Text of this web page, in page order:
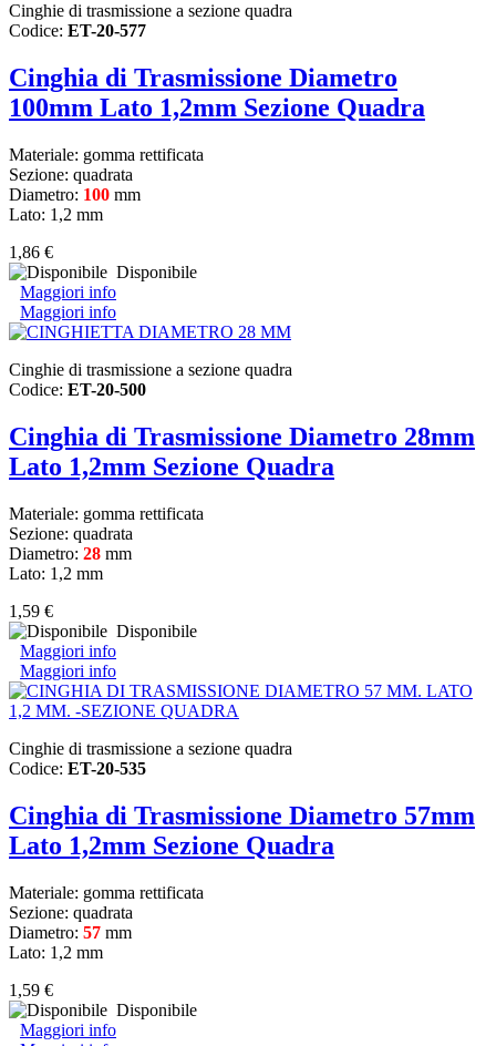
Cinghie di trasmissione a sezione quadra
Codice: ET-20-577
Cinghia di Trasmissione Diametro
100mm Lato 1,2mm Sezione Quadra
Materiale: gomma rettificata
Sezione: quadrata
Diametro: 100 mm
Lato: 1,2 mm
1,86 €
Disponibile
Maggiori info
Maggiori info
Cinghie di trasmissione a sezione quadra
Codice: ET-20-500
Cinghia di Trasmissione Diametro 28mm
Lato 1,2mm Sezione Quadra
Materiale: gomma rettificata
Sezione: quadrata
Diametro: 28 mm
Lato: 1,2 mm
1,59 €
Disponibile
Maggiori info
Maggiori info
Cinghie di trasmissione a sezione quadra
Codice: ET-20-535
Cinghia di Trasmissione Diametro 57mm
Lato 1,2mm Sezione Quadra
Materiale: gomma rettificata
Sezione: quadrata
Diametro: 57 mm
Lato: 1,2 mm
1,59 €
Disponibile
Maggiori info